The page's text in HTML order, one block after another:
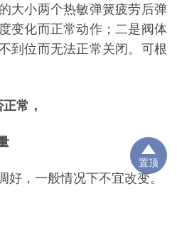
大小两个热敏弹簧疲劳后弹
变化而正常动作；二是阀体
到位而无法正常关闭。可根
常，
好，一般情况下不宜改变。
置顶